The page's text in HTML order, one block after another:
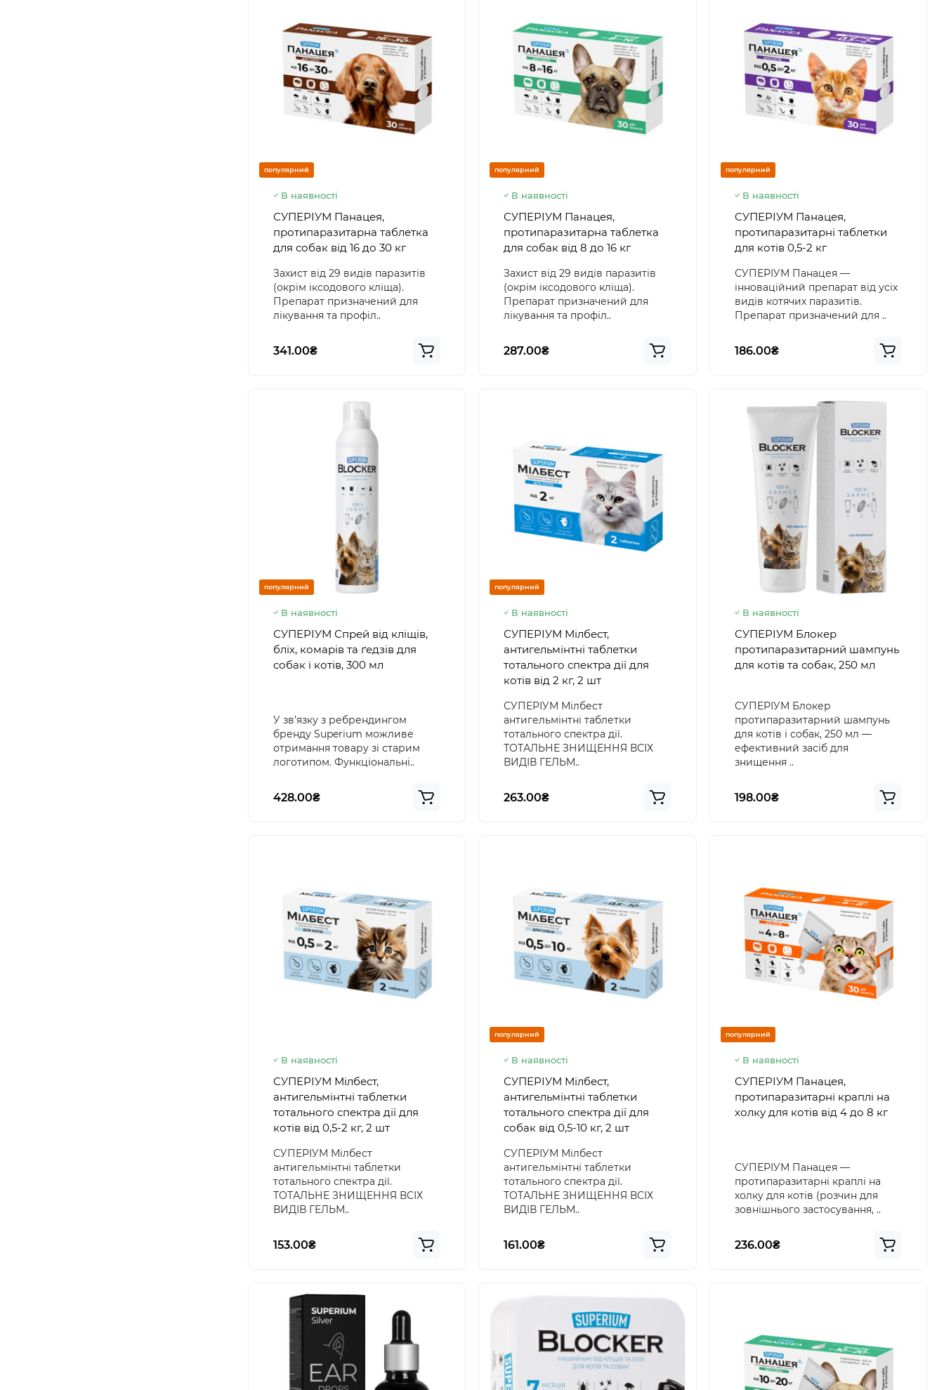
популярний
В наявності
СУПЕРІУМ Панацея,
протипаразитарна таблетка
для собак від 16 до 30 кг
Захист від 29 видів паразитів
(окрім іксодового кліща).
Препарат призначений для
лікування та профіл..
341.00₴
популярний
В наявності
СУПЕРІУМ Панацея,
протипаразитарна таблетка
для собак від 8 до 16 кг
Захист від 29 видів паразитів
(окрім іксодового кліща).
Препарат призначений для
лікування та профіл..
287.00₴
популярний
В наявності
СУПЕРІУМ Панацея,
протипаразитарні таблетки
для котів 0,5-2 кг
СУПЕРІУМ Панацея —
інноваційний препарат від усіх
видів котячих паразитів.
Препарат призначений для ..
186.00₴
популярний
В наявності
СУПЕРІУМ Спрей від кліщів,
бліх, комарів та ґедзів для
собак і котів, 300 мл
У зв’язку з ребрендингом
бренду Superium можливе
отримання товару зі старим
логотипом. Функціональні..
428.00₴
популярний
В наявності
СУПЕРІУМ Мілбест,
антигельмінтні таблетки
тотального спектра дії для
котів від 2 кг, 2 шт
СУПЕРІУМ Мілбест
антигельмінтні таблетки
тотального спектра дії.
ТОТАЛЬНЕ ЗНИЩЕННЯ ВСІХ
ВИДІВ ГЕЛЬМ..
263.00₴
В наявності
СУПЕРІУМ Блокер
протипаразитарний шампунь
для котів та собак, 250 мл
СУПЕРІУМ Блокер
протипаразитарний шампунь
для котів і собак, 250 мл —
ефективний засіб для
знищення ..
198.00₴
В наявності
СУПЕРІУМ Мілбест,
антигельмінтні таблетки
тотального спектра дії для
котів від 0,5-2 кг, 2 шт
СУПЕРІУМ Мілбест
антигельмінтні таблетки
тотального спектра дії.
ТОТАЛЬНЕ ЗНИЩЕННЯ ВСІХ
ВИДІВ ГЕЛЬМ..
153.00₴
популярний
В наявності
СУПЕРІУМ Мілбест,
антигельмінтні таблетки
тотального спектра дії для
собак від 0,5-10 кг, 2 шт
СУПЕРІУМ Мілбест
антигельмінтні таблетки
тотального спектра дії.
ТОТАЛЬНЕ ЗНИЩЕННЯ ВСІХ
ВИДІВ ГЕЛЬМ..
161.00₴
популярний
В наявності
СУПЕРІУМ Панацея,
протипаразитарні краплі на
холку для котів від 4 до 8 кг
СУПЕРІУМ Панацея —
протипаразитарні краплі на
холку для котів (розчин для
зовнішнього застосування, ..
236.00₴